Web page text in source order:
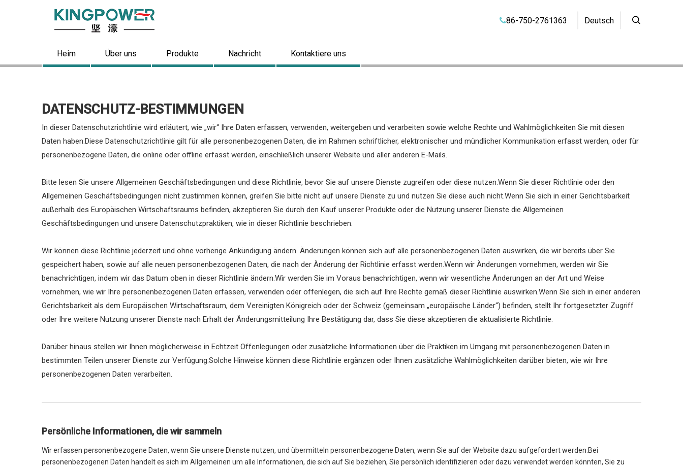
86-750-2761363 Deutsch
Heim Über uns Produkte Nachricht Kontaktiere uns
DATENSCHUTZ-BESTIMMUNGEN
In dieser Datenschutzrichtlinie wird erläutert, wie „wir“ Ihre Daten erfassen, verwenden, weitergeben und verarbeiten sowie welche Rechte und Wahlmöglichkeiten Sie mit diesen
Daten haben.Diese Datenschutzrichtlinie gilt für alle personenbezogenen Daten, die im Rahmen schriftlicher, elektronischer und mündlicher Kommunikation erfasst werden, oder für
personenbezogene Daten, die online oder offline erfasst werden, einschließlich unserer Website und aller anderen E-Mails.
Bitte lesen Sie unsere Allgemeinen Geschäftsbedingungen und diese Richtlinie, bevor Sie auf unsere Dienste zugreifen oder diese nutzen.Wenn Sie dieser Richtlinie oder den
Allgemeinen Geschäftsbedingungen nicht zustimmen können, greifen Sie bitte nicht auf unsere Dienste zu und nutzen Sie diese auch nicht.Wenn Sie sich in einer Gerichtsbarkeit
außerhalb des Europäischen Wirtschaftsraums befinden, akzeptieren Sie durch den Kauf unserer Produkte oder die Nutzung unserer Dienste die Allgemeinen
Geschäftsbedingungen und unsere Datenschutzpraktiken, wie in dieser Richtlinie beschrieben.
Wir können diese Richtlinie jederzeit und ohne vorherige Ankündigung ändern. Änderungen können sich auf alle personenbezogenen Daten auswirken, die wir bereits über Sie
gespeichert haben, sowie auf alle neuen personenbezogenen Daten, die nach der Änderung der Richtlinie erfasst werden.Wenn wir Änderungen vornehmen, werden wir Sie
benachrichtigen, indem wir das Datum oben in dieser Richtlinie ändern.Wir werden Sie im Voraus benachrichtigen, wenn wir wesentliche Änderungen an der Art und Weise
vornehmen, wie wir Ihre personenbezogenen Daten erfassen, verwenden oder offenlegen, die sich auf Ihre Rechte gemäß dieser Richtlinie auswirken.Wenn Sie sich in einer anderen
Gerichtsbarkeit als dem Europäischen Wirtschaftsraum, dem Vereinigten Königreich oder der Schweiz (gemeinsam „europäische Länder“) befinden, stellt Ihr fortgesetzter Zugriff
oder Ihre weitere Nutzung unserer Dienste nach Erhalt der Änderungsmitteilung Ihre Bestätigung dar, dass Sie diese akzeptieren die aktualisierte Richtlinie.
Darüber hinaus stellen wir Ihnen möglicherweise in Echtzeit Offenlegungen oder zusätzliche Informationen über die Praktiken im Umgang mit personenbezogenen Daten in
bestimmten Teilen unserer Dienste zur Verfügung.Solche Hinweise können diese Richtlinie ergänzen oder Ihnen zusätzliche Wahlmöglichkeiten darüber bieten, wie wir Ihre
personenbezogenen Daten verarbeiten.
Persönliche Informationen, die wir sammeln
Wir erfassen personenbezogene Daten, wenn Sie unsere Dienste nutzen, und übermitteln personenbezogene Daten, wenn Sie auf der Website dazu aufgefordert werden.Bei
personenbezogenen Daten handelt es sich im Allgemeinen um alle Informationen, die sich auf Sie beziehen, Sie persönlich identifizieren oder dazu verwendet werden könnten, Sie zu